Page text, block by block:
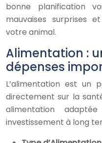
bonne planification
mauvaises surprises
votre animal.
Alimentation :
dépenses
L’alimentation est un
directement sur la
alimentation
investissement à long